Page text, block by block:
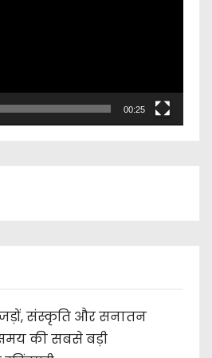
00:25
जड़ों, संस्कृति और सनातन
की सबसे बड़ी